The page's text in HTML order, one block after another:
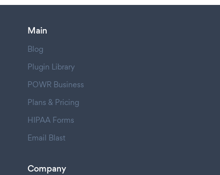
Main
Blog
Plugin Library
POWR Business
Plans & Pricing
HIPAA Forms
Email Blast
Company